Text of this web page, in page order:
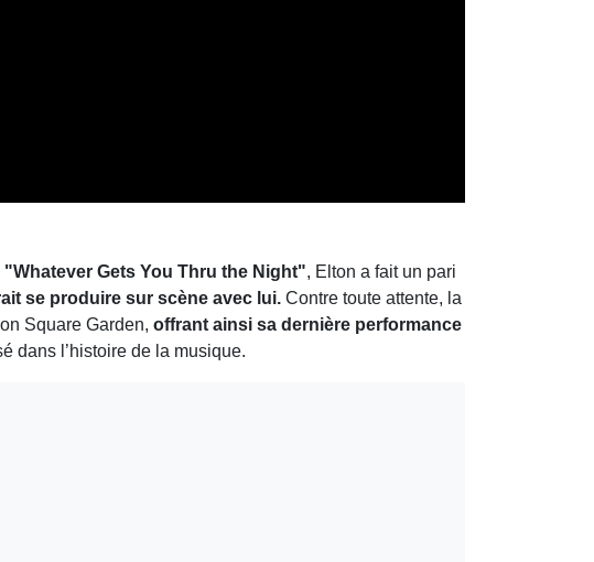
"Whatever Gets You Thru the Night", Elton a fait un pari
se produire sur scène avec lui. Contre toute attente, la
Square Garden, offrant ainsi sa dernière performance
dans l’histoire de la musique.